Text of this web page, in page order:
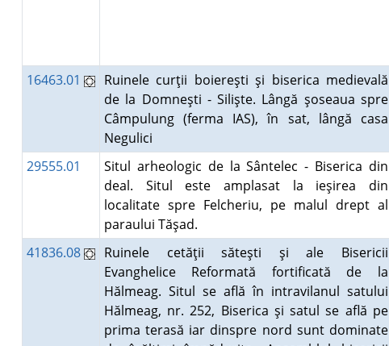
16463.01
Ruinele curţii boiereşti şi biserica medievală
de la Domneşti - Silişte. Lângă şoseaua spre
Câmpulung (ferma IAS), în sat, lângă casa
Negulici
29555.01
Situl arheologic de la Sântelec - Biserica din
deal. Situl este amplasat la ieşirea din
localitate spre Felcheriu, pe malul drept al
paraului Tăşad.
41836.08
Ruinele cetăţii săteşti şi ale Bisericii
Evanghelice Reformată fortificată de la
Hălmeag. Situl se află în intravilanul satului
Hălmeag, nr. 252, Biserica şi satul se află pe
prima terasă iar dinspre nord sunt dominate